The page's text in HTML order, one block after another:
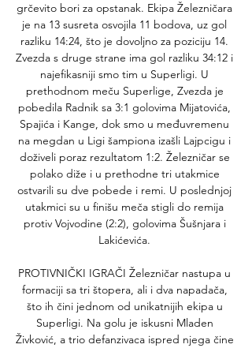
grčevito bori za opstanak. Ekipa Železničara
je na 13 susreta osvojila 11 bodova, uz gol
razliku 14:24, što je dovoljno za poziciju 14.
Zvezda s druge strane ima gol razliku 34:12 i
najefikasniji smo tim u Superligi. U
prethodnom meču Superlige, Zvezda je
pobedila Radnik sa 3:1 golovima Mijatovića,
Spajića i Kange, dok smo u međuvremenu
na megdan u Ligi šampiona izašli Lajpcigu i
doživeli poraz rezultatom 1:2. Železničar se
polako diže i u prethodne tri utakmice
ostvarili su dve pobede i remi. U poslednjoj
utakmici su u finišu meča stigli do remija
protiv Vojvodine (2:2), golovima Šušnjara i
Lakićevića.
PROTIVNIČKI IGRAČI Železničar nastupa u
formaciji sa tri štopera, ali i dva napadača,
što ih čini jednom od unikatnijih ekipa u
Superligi. Na golu je iskusni Mladen
Živković, a trio defanzivaca ispred njega čine